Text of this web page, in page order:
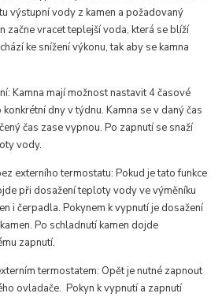
výstupní vody z kamen a požadovaný
začne vracet teplejší voda, která se blíží
ke snížení výkonu, tak aby se kamna
Kamna mají možnost nastavit 4 časové
dny v týdnu. Kamna se v daný čas
čas zase vypnou. Po zapnutí se snaží
vody.
externího termostatu: Pokud je tato funkce
při dosažení teploty vody ve výměníku
i čerpadla. Pokynem k vypnutí je dosažení
Po schladnutí kamen dojde
zapnutí.
termostatem: Opět je nutné zapnout
ovladače. Pokyn k vypnutí a zapnutí